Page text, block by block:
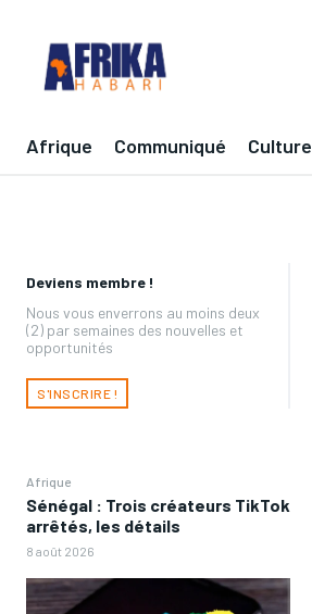
Afrique Communiqué Culture
Deviens membre !
Nous vous enverrons au moins deux
(2) par semaines des nouvelles et
opportunités
S'INSCRIRE !
Afrique
Sénégal : Trois créateurs TikTok
arrêtés, les détails
8 août 2026